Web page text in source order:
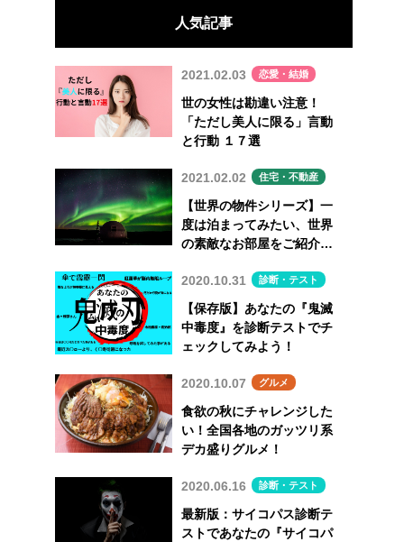
人気記事
2021.02.03 恋愛・結婚
世の女性は勘違い注意！
「ただし美人に限る」言動
と行動 １７選
2021.02.02 住宅・不動産
【世界の物件シリーズ】一
度は泊まってみたい、世界
の素敵なお部屋をご紹介
2020.10.31
診断・テスト
【保存版】あなたの『鬼滅
中毒度』を診断テストでチ
ェックしてみよう！
2020.10.07 グルメ
食欲の秋にチャレンジした
い！全国各地のガッツリ系
デカ盛りグルメ！
2020.06.16 診断・テスト
最新版：サイコパス診断テ
ストであなたの『サイコパ